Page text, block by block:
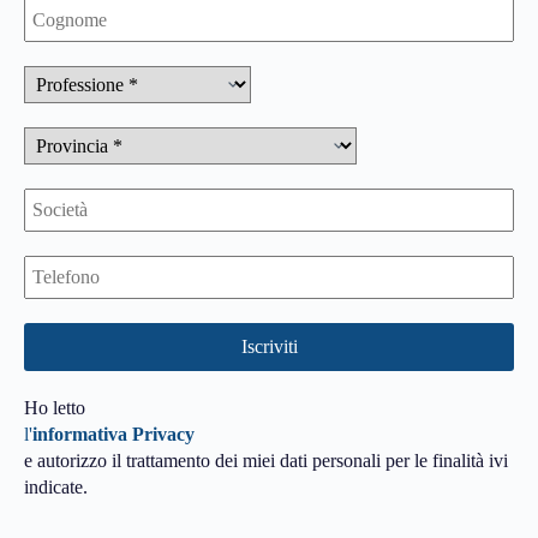
Ho letto
l'informativa Privacy
e autorizzo il trattamento dei miei dati personali per le finalità ivi
indicate.